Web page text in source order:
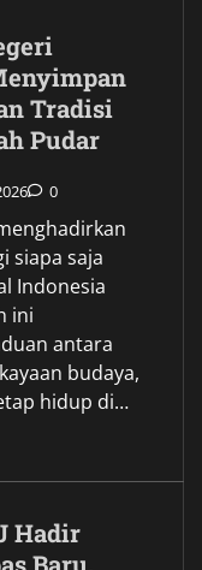
Tradisi
Pudar
0
siapa saja
Indonesia
ini
antara
budaya,
hidup di…
Hadir